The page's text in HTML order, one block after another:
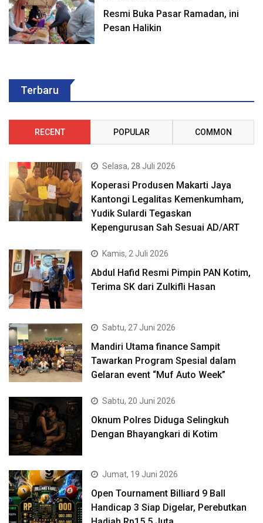
Resmi Buka Pasar Ramadan, ini
Pesan Halikin
Terbaru
RECENT POPULAR COMMON
Selasa, 28 Juli 2026
Koperasi Produsen Makarti Jaya
Kantongi Legalitas Kemenkumham,
Yudik Sulardi Tegaskan
Kepengurusan Sah Sesuai AD/ART
Kamis, 2 Juli 2026
Abdul Hafid Resmi Pimpin PAN Kotim,
Terima SK dari Zulkifli Hasan
Sabtu, 27 Juni 2026
Mandiri Utama finance Sampit
Tawarkan Program Spesial dalam
Gelaran event “Muf Auto Week”
Sabtu, 20 Juni 2026
Oknum Polres Diduga Selingkuh
Dengan Bhayangkari di Kotim
Jumat, 19 Juni 2026
Open Tournament Billiard 9 Ball
Handicap 3 Siap Digelar, Perebutkan